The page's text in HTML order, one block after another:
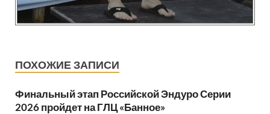
ПОХОЖИЕ ЗАПИСИ
Финальный этап Российской Эндуро Серии
2026 пройдет на ГЛЦ «Банное»